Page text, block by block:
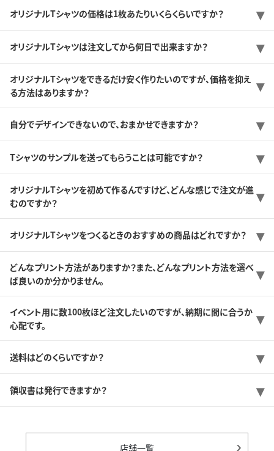
オリジナルTシャツの価格は1枚あたりいくらくらいですか？
オリジナルTシャツは注文してから何日で出来ますか？
オリジナルTシャツをできるだけ安く作りたいのですが、価格を抑え
る方法はありますか？
自分でデザインできないので、おまかせできますか？
Tシャツのサンプルを送ってもらうことは可能ですか？
オリジナルTシャツを初めて作るんですけど、どんな感じで注文が進
むのですか？
オリジナルTシャツをつくるときのおすすめの商品はどれですか？
どんなプリント方法がありますか？また、どんなプリント方法を選べ
ば良いのか分かりません。
イベント用に数100枚ほど注文したいのですが、納期に間に合うか
心配です。
送料はどのくらいですか？
領収書は発行できますか？
店舗一覧